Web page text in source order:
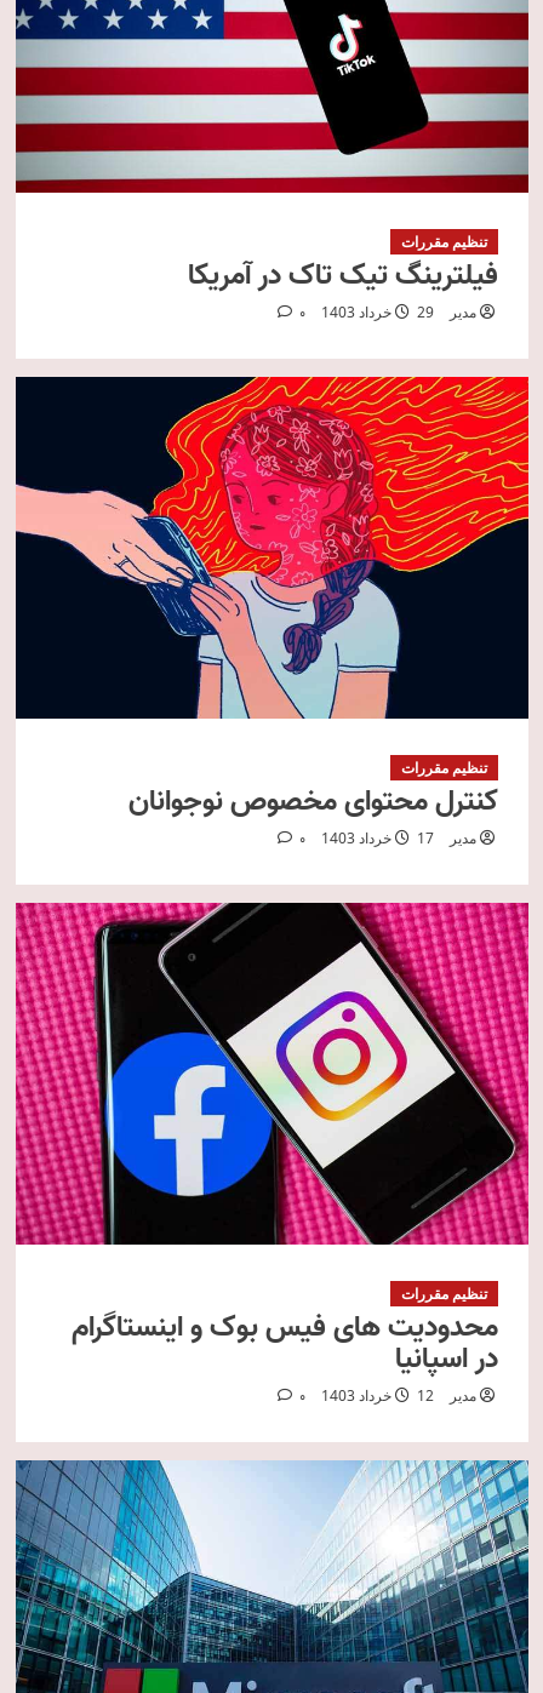
تنظیم مقررات
فیلترینگ تیک تاک در آمریکا
مدیر 29 خرداد 1403 0
تنظیم مقررات
کنترل محتوای مخصوص نوجوانان
مدیر 17 خرداد 1403 0
تنظیم مقررات
محدودیت های فیس بوک و اینستاگرام
در اسپانیا
مدیر 12 خرداد 1403 0